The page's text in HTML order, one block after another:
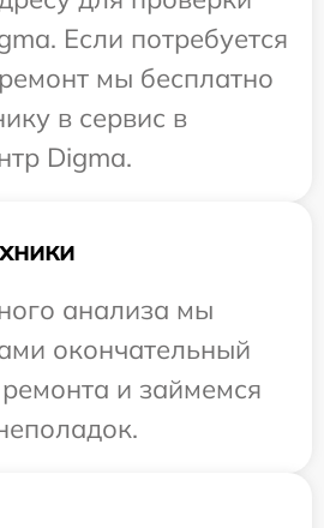
Если потребуется
мы бесплатно
в сервис в
Digma.
анализа мы
окончательный
и займемся